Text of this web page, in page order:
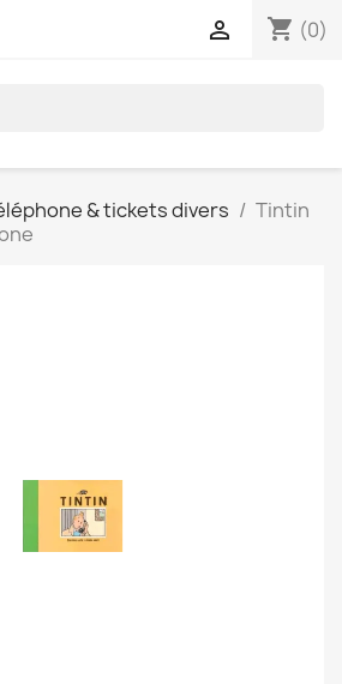
shopping_cart (0)

& tickets divers
Tintin